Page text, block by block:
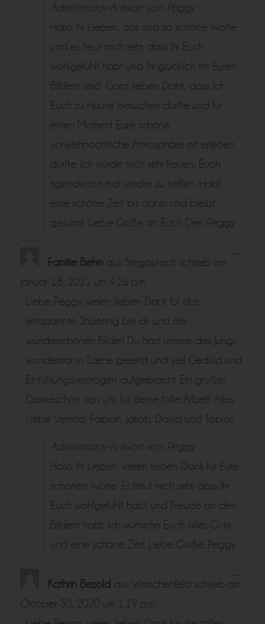
Administrator-Antwort von: Peggy
Hallo Ihr Lieben, das sind so schöne Worte
und es freut mich sehr, dass Ihr Euch
wohlgefühlt habt und Ihr glücklich mit Euren
Bildern seid. Ganz lieben Dank, dass ich
Euch zu Hause besuchen durfte und für
einen Moment Eure schöne
vorweihnachtliche Atmosphäre mit erleben
durfte. Ich würde mich sehr freuen, Euch
irgendwann mal wieder zu treffen. Habt
eine schöne Zeit bis dahin und bleibt
gesund. Liebe Grüße an Euch Drei, Peggy
Familie Behm aus Stegaurach schrieb am
Januar 18, 2021 um 4:26 p.m.
Liebe Peggy, vielen lieben Dank für das
entspannte Shooting bei dir und die
wunderschönen Bilder! Du hast unsere drei Jungs
wunderbar in Szene gesetzt und viel Geduld und
Einfühlungsvermögen aufgebracht. Ein großes
Dankeschön von uns für deine tolle Arbeit! Alles
Liebe Verena, Fabian, Jakob, David und Tobias
Administrator-Antwort von: Peggy
Hallo Ihr Lieben, vielen lieben Dank für Eure
schönen Worte. Es freut mich sehr, dass Ihr
Euch wohlgefühlt habt und Freude an den
Bildern habt. Ich wünsche Euch alles Gute
und eine schöne Zeit. Liebe Grüße, Peggy
...
Kathrin Bezold aus Waischenfeld schrieb am
Oktober 30, 2020 um 1:19 p.m.
...